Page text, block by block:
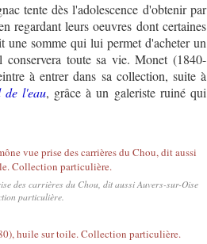
tente dès l'adolescence d'obtenir par
regardant leurs oeuvres dont certaines
somme qui lui permet d'acheter un
toute sa vie. Monet (1840-
à entrer dans sa collection, suite à
de l'eau, grâce à un galeriste ruiné qui
des carrières du Chou, dit aussi Auvers-sur-Oise
particulière.